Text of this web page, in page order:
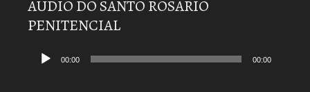
AUDIO DO SANTO ROSARIO
PENITENCIAL
Tocador00:00 00:00